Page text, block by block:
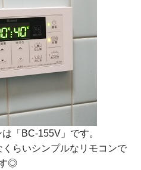
は 「BC-155V」 です。
らいシンプルなリモコンで
◎